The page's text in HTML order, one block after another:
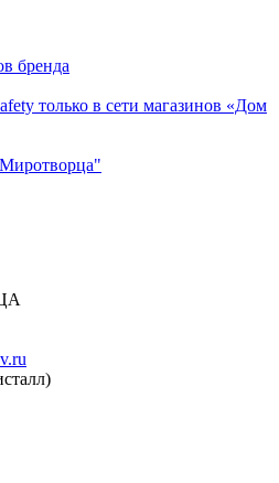
бренда
только в сети магазинов «Дом